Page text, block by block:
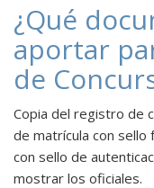
¿Qué
aportar
de
Copia del registro de
de matrícula con
con sello de
mostrar los oficiales.